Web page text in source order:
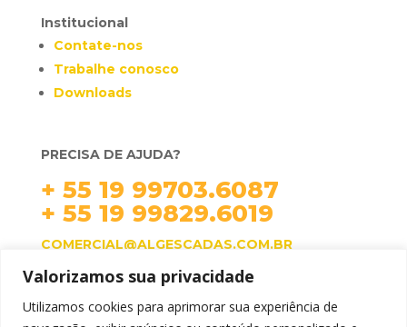
Valorizamos sua privacidade
Utilizamos cookies para aprimorar sua experiência de
Institucional
Contate-nos
Trabalhe conosco
Downloads
PRECISA DE AJUDA?
+ 55 19 99703.6087
+ 55 19 99829.6019
COMERCIAL@ALGESCADAS.COM.BR
HORÁRIO DE ATENDIMENTO:
SEG. À QUI. 07H ÀS 17H.
SEX. 07H ÀS 16H.